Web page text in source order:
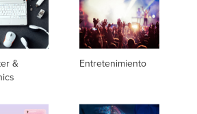
&
Entretenimiento